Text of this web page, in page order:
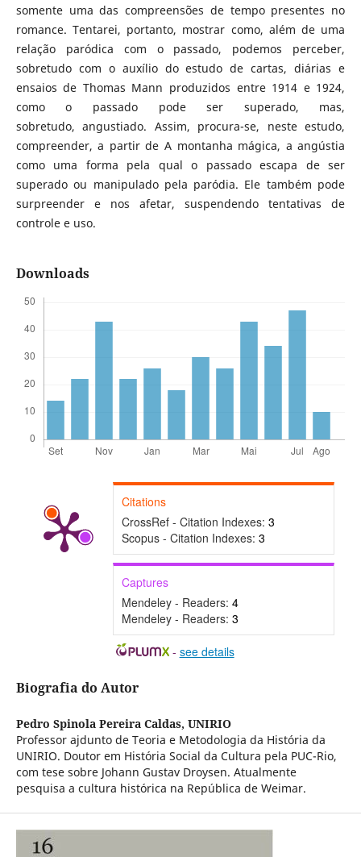
somente uma das compreensões de tempo presentes no
romance. Tentarei, portanto, mostrar como, além de uma
relação paródica com o passado, podemos perceber,
sobretudo com o auxílio do estudo de cartas, diárias e
ensaios de Thomas Mann produzidos entre 1914 e 1924,
como o passado pode ser superado, mas,
sobretudo, angustiado. Assim, procura-se, neste estudo,
compreender, a partir de A montanha mágica, a angústia
como uma forma pela qual o passado escapa de ser
superado ou manipulado pela paródia. Ele também pode
surpreender e nos afetar, suspendendo tentativas de
controle e uso.
Downloads
Citations
CrossRef - Citation Indexes: 3
Scopus - Citation Indexes: 3
Captures
Mendeley - Readers: 4
Mendeley - Readers: 3
- see details
Biografia do Autor
Pedro Spinola Pereira Caldas, UNIRIO
Professor ajdunto de Teoria e Metodologia da História da
UNIRIO. Doutor em História Social da Cultura pela PUC-Rio,
com tese sobre Johann Gustav Droysen. Atualmente
pesquisa a cultura histórica na República de Weimar.